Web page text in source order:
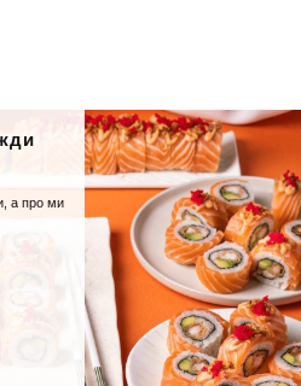
а про ми